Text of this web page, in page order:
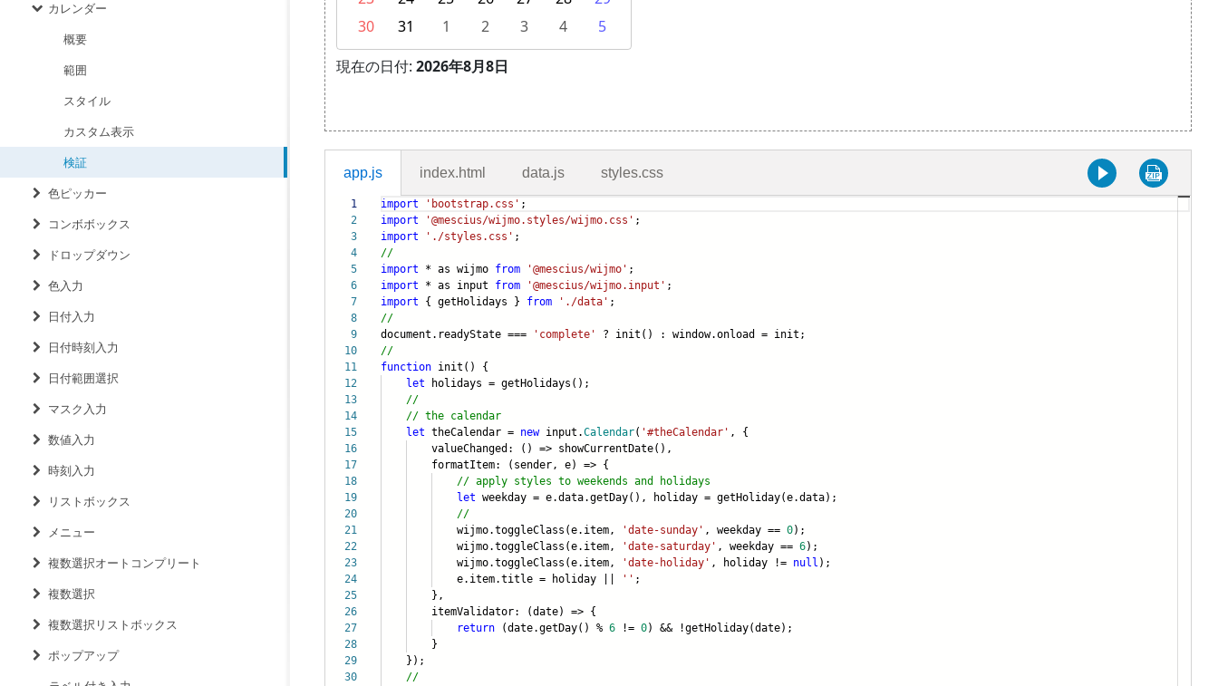
カレンダー
概要
範囲
スタイル
カスタム表示
検証
色ピッカー
コンボボックス
ドロップダウン
色入力
日付入力
日付時刻入力
日付範囲選択
マスク入力
数値入力
時刻入力
リストボックス
メニュー
複数選択オートコンプリート
複数選択
複数選択リストボックス
ポップアップ
app.js index.html data.js styles.css
1
2
3
4
5
6
7
8
9
10
11
12
13
14
15
16
17
18
19
20
21
22
23
24
25
26
27
28
29
30
import 'bootstrap.css' ;
import
'@mescius/wijmo.styles/wijmo.css' ;
import
'./styles.css' ;
//
import * as wijmo from '@mescius/wijmo' ;
import * as input from '@mescius/wijmo.input' ;
import { getHolidays } from './data' ;
//
document.readyState ===
'complete'
? init() : window.onload = init;
//
function init() {
let holidays = getHolidays();
//
// the calendar
let theCalendar = newinput.Calendar( '#theCalendar' , {
valueChanged: () => showCurrentDate(),
formatItem: (sender, e) => {
// apply styles to weekends and holidays
let weekday = e.data.getDay(), holiday = getHoliday(e.data);
//
wijmo.toggleClass(e.item,
'date-sunday' , weekday == 0);
wijmo.toggleClass(e.item,
'date-saturday' , weekday == 6);
wijmo.toggleClass(e.item,
'date-holiday' , holiday != null );
e.item.title = holiday ||
'' ;
},
itemValidator: (date) => {
return (date.getDay() % 6 != 0) && !getHoliday(date);
}
});
//